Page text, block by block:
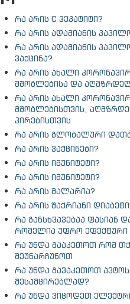
რა არის C ჰეპატიტი?
რა არის ადამიანის
რა არის ადამიანის
ვაქცინა?
რა არის ახალი
მშობლებისა და
რა არის ახალი
მშობლებისთვის,
პირებისთვის
რა არის გლობალური
რა არის ვაქცინები?
რა არის იმუნიტეტი?
რა არის იმუნიტეტი?
რა არის მალარია?
რა არის შაქრიანი
რა განსხვავებაა ფასიან
რომელია უფრო
რა უნდა გააკეთოთ რომ
შეუნარჩუნოთ
რა უნდა გავაკეთოთ
შესამცირებლად?
რა უნდა ვიცოდეთ